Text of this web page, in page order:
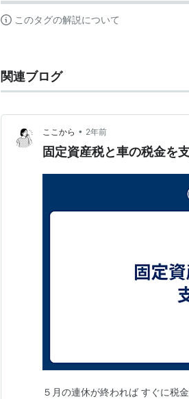
このタグの解説について
関連ブログ
ここから • 2年前
固定資産税と車の税金を
５月の連休が終われば すぐに税